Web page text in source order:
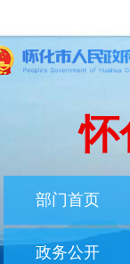
怀
部门首页
政务公开